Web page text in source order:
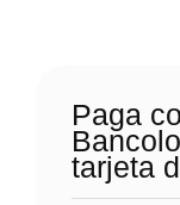
Paga
tarjeta